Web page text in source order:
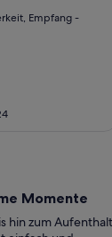
Empfang -
Momente
hin zum